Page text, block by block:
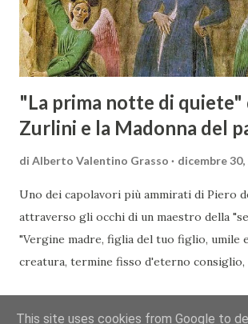
commerciali con gli operatori locali. Gli
dell’evento, Christian Bauer, austriaco ed
conoscitore dei mercati di lingua tedes...
"La prima notte di quiete"
Zurlini e la Madonna del
di Alberto Valentino Grasso dicembre 30,
Uno dei capolavori più ammirati di Piero
attraverso gli occhi di un maestro della
"Vergine madre, figlia del tuo figlio, umile
creatura, termine fisso d'eterno consiglio,
CONDIVIDI POSTA UN COMMENTO
This site uses cookies from Google to